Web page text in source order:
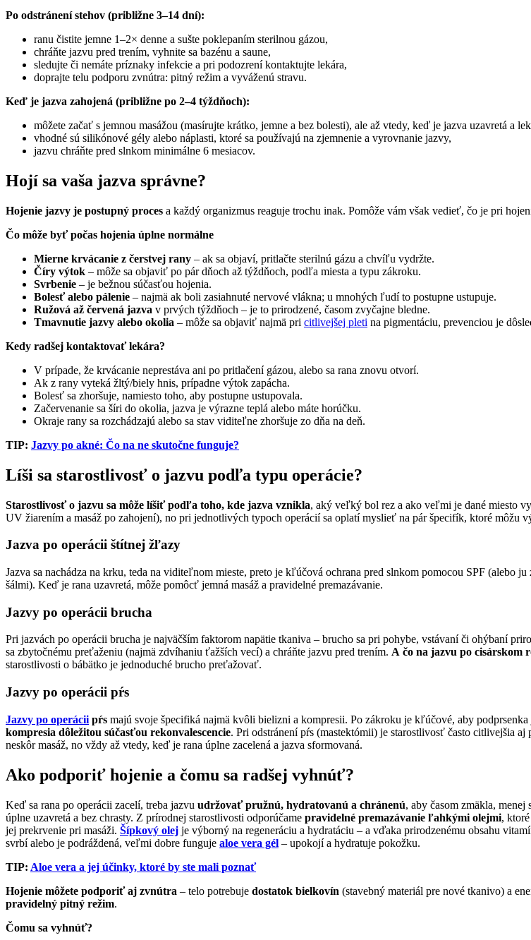
Po odstránení stehov (približne 3–14 dní):
ranu čistite jemne 1–2× denne a sušte poklepaním sterilnou gázou,
chráňte jazvu pred trením, vyhnite sa bazénu a saune,
sledujte či nemáte príznaky infekcie a pri podozrení kontaktujte lekára,
doprajte telu podporu zvnútra: pitný režim a vyváženú stravu.
Keď je jazva zahojená (približne po 2–4 týždňoch):
môžete začať s jemnou masážou (masírujte krátko, jemne a bez bolesti), ale až vtedy, keď je jazva uzavretá a
vhodné sú silikónové gély alebo náplasti, ktoré sa používajú na zjemnenie a vyrovnanie jazvy,
jazvu chráňte pred slnkom minimálne 6 mesiacov.
Hojí sa vaša jazva správne?
Hojenie jazvy je postupný proces a každý organizmus reaguje trochu inak. Pomôže vám však vedieť, čo je pri
Čo môže byť počas hojenia úplne normálne
Mierne krvácanie z čerstvej rany – ak sa objaví, pritlačte sterilnú gázu a chvíľu vydržte.
Číry výtok – môže sa objaviť po pár dňoch až týždňoch, podľa miesta a typu zákroku.
Svrbenie – je bežnou súčasťou hojenia.
Bolesť alebo pálenie – najmä ak boli zasiahnuté nervové vlákna; u mnohých ľudí to postupne ustupuje.
Ružová až červená jazva v prvých týždňoch – je to prirodzené, časom zvyčajne bledne.
Tmavnutie jazvy alebo okolia – môže sa objaviť najmä pri citlivejšej pleti na pigmentáciu, prevenciou je
Kedy radšej kontaktovať lekára?
V prípade, že krvácanie neprestáva ani po pritlačení gázou, alebo sa rana znovu otvorí.
Ak z rany vyteká žltý/biely hnis, prípadne výtok zapácha.
Bolesť sa zhoršuje, namiesto toho, aby postupne ustupovala.
Začervenanie sa šíri do okolia, jazva je výrazne teplá alebo máte horúčku.
Okraje rany sa rozchádzajú alebo sa stav viditeľne zhoršuje zo dňa na deň.
TIP: Jazvy po akné: Čo na ne skutočne funguje?
Líši sa starostlivosť o jazvu podľa typu operácie?
Starostlivosť o jazvu sa môže líšiť podľa toho, kde jazva vznikla, aký veľký bol rez a ako veľmi je dané miesto
UV žiarením a masáž po zahojení), no pri jednotlivých typoch operácií sa oplatí myslieť na pár špecifík, ktoré môžu
Jazva po operácii štítnej žľazy
Jazva sa nachádza na krku, teda na viditeľnom mieste, preto je kľúčová ochrana pred slnkom pomocou SPF (alebo
šálmi). Keď je rana uzavretá, môže pomôcť jemná masáž a pravidelné premazávanie.
Jazvy po operácii brucha
Pri jazvách po operácii brucha je najväčším faktorom napätie tkaniva – brucho sa pri pohybe, vstávaní či ohýbaní
sa zbytočnému preťaženiu (najmä zdvíhaniu ťažších vecí) a chráňte jazvu pred trením. A čo na jazvu po cisárskom
starostlivosti o bábätko je jednoduché brucho preťažovať.
Jazvy po operácii pŕs
Jazvy po operácii pŕs majú svoje špecifiká najmä kvôli bielizni a kompresii. Po zákroku je kľúčové, aby
kompresia dôležitou súčasťou rekonvalescencie. Pri odstránení pŕs (mastektómii) je starostlivosť často citlivejšia
neskôr masáž, no vždy až vtedy, keď je rana úplne zacelená a jazva sformovaná.
Ako podporiť hojenie a čomu sa radšej vyhnúť?
Keď sa rana po operácii zacelí, treba jazvu udržovať pružnú, hydratovanú a chránenú, aby časom zmäkla,
úplne uzavretá a bez chrasty. Z prírodnej starostlivosti odporúčame pravidelné premazávanie ľahkými olejmi,
jej prekrvenie pri masáži. Šípkový olej je výborný na regeneráciu a hydratáciu – a vďaka prirodzenému obsahu
svrbí alebo je podráždená, veľmi dobre funguje aloe vera gél – upokojí a hydratuje pokožku.
TIP: Aloe vera a jej účinky, ktoré by ste mali poznať
Hojenie môžete podporiť aj zvnútra – telo potrebuje dostatok bielkovín (stavebný materiál pre nové tkanivo) a
pravidelný pitný režim.
Čomu sa vyhnúť?